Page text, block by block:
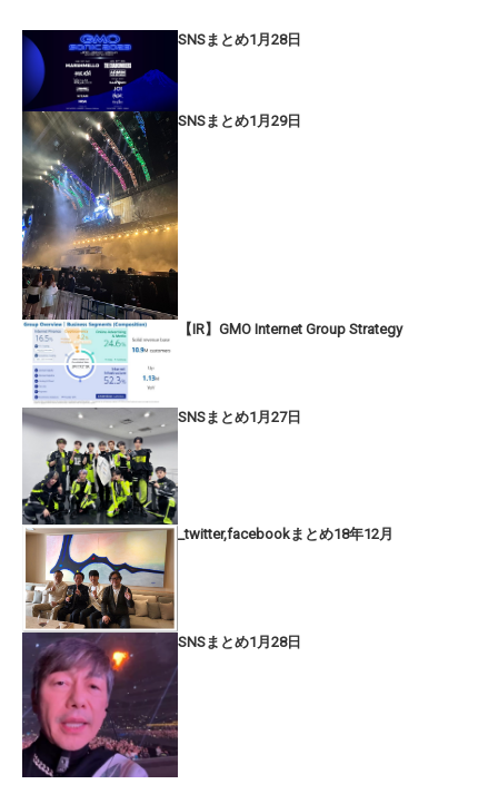
SNSまとめ1月28日
SNSまとめ1月29日
【IR】GMO Internet Group Strategy
SNSまとめ1月27日
_twitter,facebookまとめ18年12月
SNSまとめ1月28日